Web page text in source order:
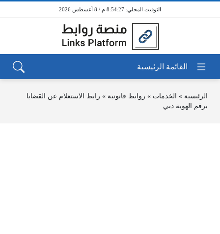
8:54:27 م / 8 أغسطس 2026
الرئيسية » الخدمات » روابط قانونية » رابط الاستعلام عن القضايا
برقم الهوية دبي